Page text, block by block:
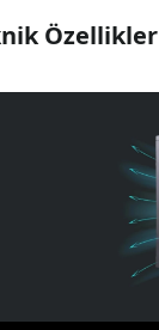
Özellikler